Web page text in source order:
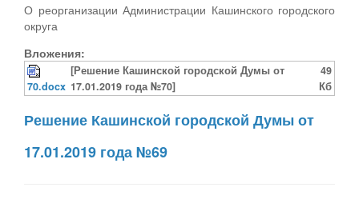
О реорганизации Администрации Кашинского городского
округа
Вложения:
70.docx
[Решение Кашинской городской Думы от
17.01.2019 года №70]
49
Кб
Решение Кашинской городской Думы от
17.01.2019 года №69